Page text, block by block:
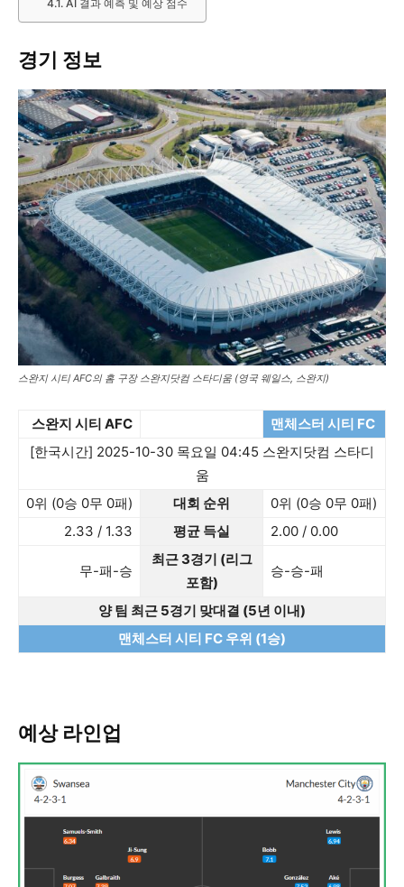
AI 결과 예측 및 예상 점수
경기 정보
스완지 시티 AFC의 홈 구장 스완지닷컴 스타디움 (영국 웨일스, 스완지)
스완지 시티 AFC
맨체스터 시티 FC
[한국시간] 2025-10-30 목요일 04:45 스완지닷컴 스타디
움
0위 (0승 0무 0패)
대회 순위
0위 (0승 0무 0패)
2.33 / 1.33
평균 득실 2.00 / 0.00
무-패-승
최근 3경기 (리그
포함)
승-승-패
양 팀 최근 5경기 맞대결 (5년 이내)
맨체스터 시티 FC 우위 (1승)
예상 라인업